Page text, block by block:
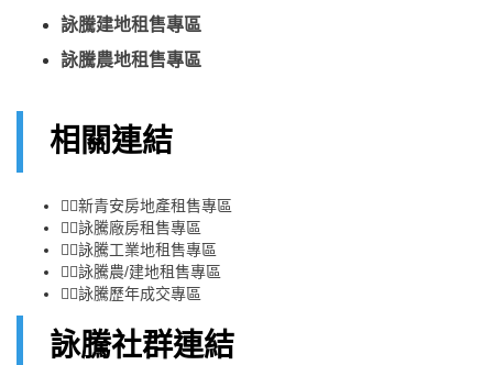
詠騰建地租售專區
詠騰農地租售專區
相關連結
👉🏻新青安房地產租售專區
👉🏻詠騰廠房租售專區
👉🏻詠騰工業地租售專區
👉🏻詠騰農/建地租售專區
👉🏻詠騰歷年成交專區
詠騰社群連結